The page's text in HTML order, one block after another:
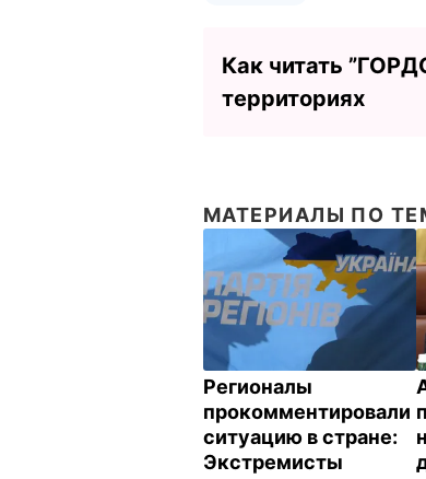
Как читать
территориях
МАТЕРИАЛЫ ПО
Регионалы
прокомментировали
ситуацию в стране:
Экстремисты